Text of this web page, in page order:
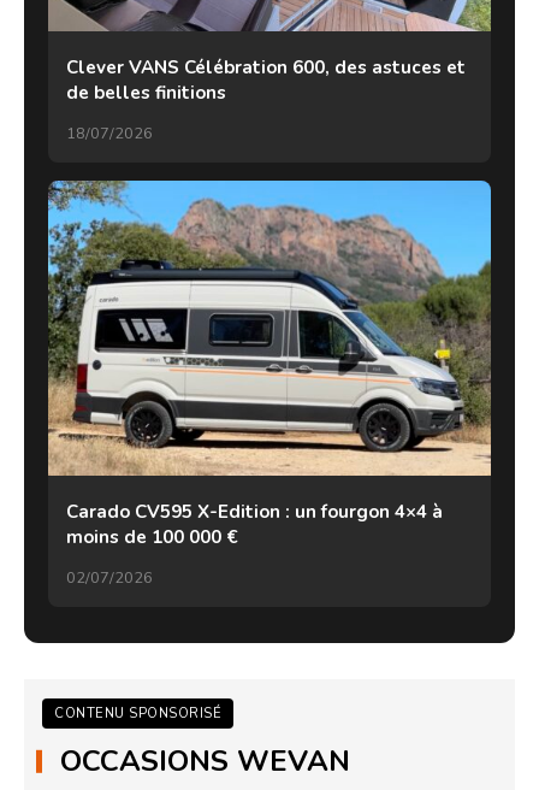
Clever VANS Célébration 600, des astuces et
de belles finitions
18/07/2026
Carado CV595 X-Edition : un fourgon 4×4 à
moins de 100 000 €
02/07/2026
CONTENU SPONSORISÉ
OCCASIONS WEVAN